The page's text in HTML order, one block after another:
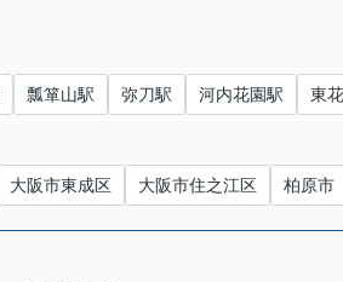
瓢箪山駅 弥刀駅 河内花園駅 東
大阪市東成区 大阪市住之江区 柏原市